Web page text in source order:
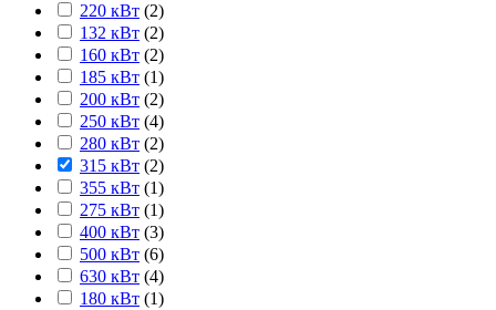
220 кВт (2)
132 кВт (2)
160 кВт (2)
185 кВт (1)
200 кВт (2)
250 кВт (4)
280 кВт (2)
315 кВт (2)
355 кВт (1)
275 кВт (1)
400 кВт (3)
500 кВт (6)
630 кВт (4)
180 кВт (1)